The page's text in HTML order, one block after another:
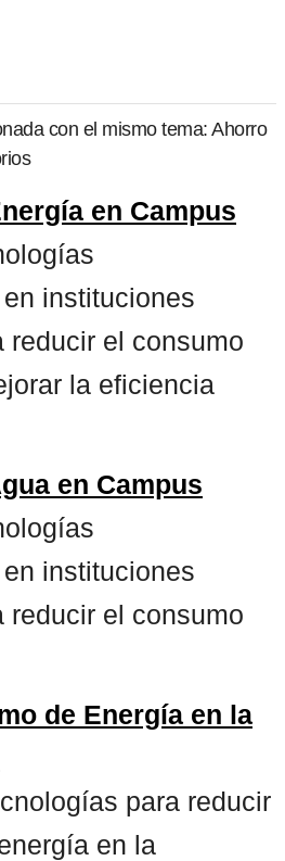
con el mismo tema: Ahorro
en Campus
instituciones
reducir el consumo
la eficiencia
en Campus
instituciones
reducir el consumo
de Energía en la
para reducir
en la